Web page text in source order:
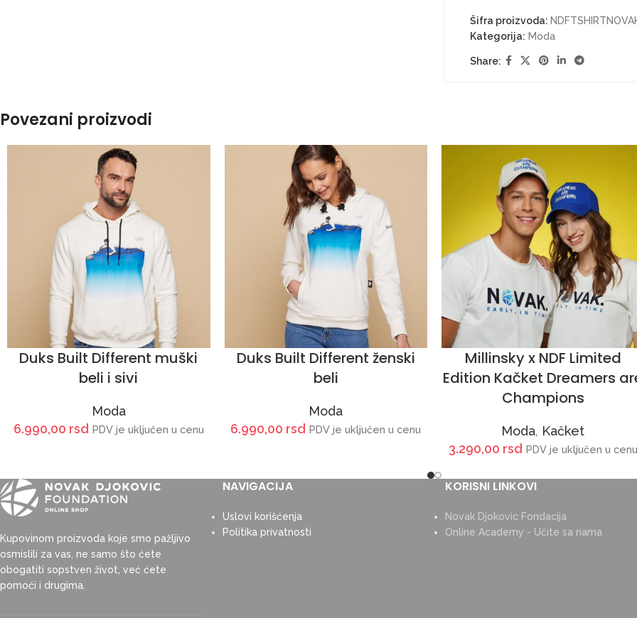
Šifra proizvoda:
Kategorija: Moda
Share:
Povezani proizvodi
Duks Built Different muški
beli i sivi
Moda
6.990,00 rsd PDV je uključen u cenu
Duks Built Different ženski
beli
Moda
6.990,00 rsd PDV je uključen u cenu
Millinsky x NDF Limited
Edition Kačket Dreamers
Champions
Moda, Kačket
3.290,00 rsd PDV je uključen u cenu
Kupovinom proizvoda koje smo pažljivo
osmislili za vas, ne samo što ćete
obogatiti sopstven život, već ćete
pomoći i drugima.
NAVIGACIJA
Uslovi korišćenja
Politika privatnosti
KORISNI LINKOVI
Novak Djokovic Fondacija
Online Academy - Učite sa nama